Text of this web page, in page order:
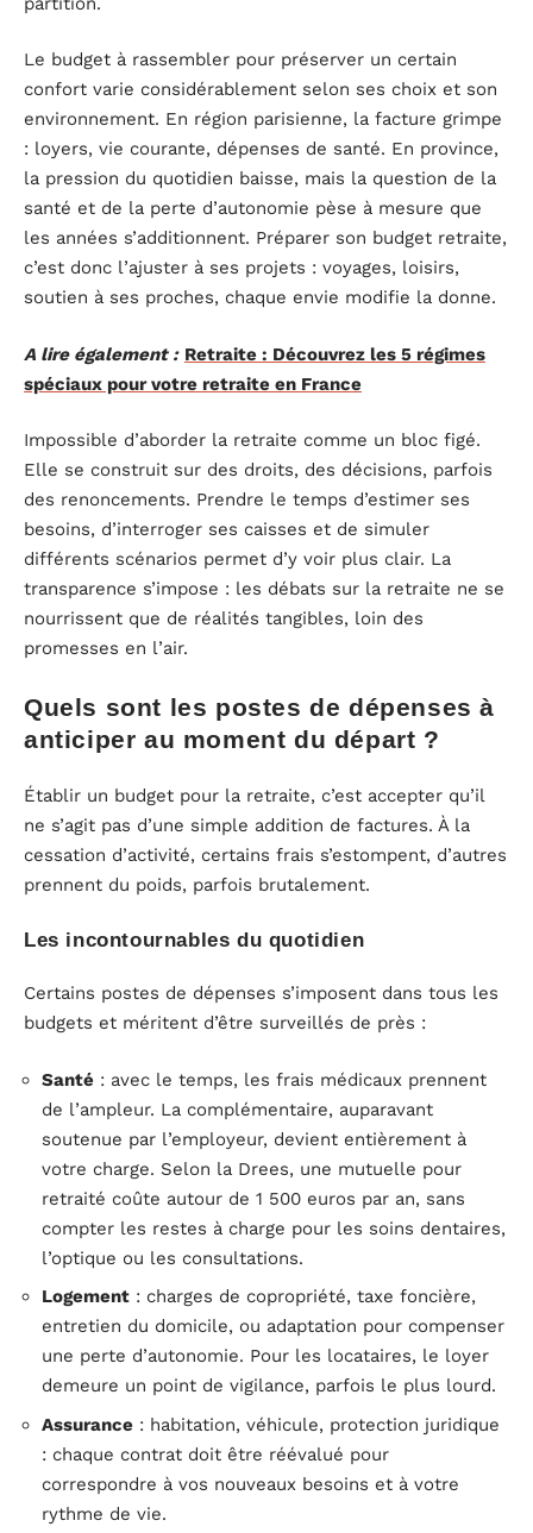
Le budget à rassembler pour préserver un certain
confort varie considérablement selon ses choix et son
environnement. En région parisienne, la facture grimpe
: loyers, vie courante, dépenses de santé. En province,
la pression du quotidien baisse, mais la question de la
santé et de la perte d’autonomie pèse à mesure que
les années s’additionnent. Préparer son budget retraite,
c’est donc l’ajuster à ses projets : voyages, loisirs,
soutien à ses proches, chaque envie modifie la donne.
A lire également : Retraite : Découvrez les 5 régimes
spéciaux pour votre retraite en France
Impossible d’aborder la retraite comme un bloc figé.
Elle se construit sur des droits, des décisions, parfois
des renoncements. Prendre le temps d’estimer ses
besoins, d’interroger ses caisses et de simuler
différents scénarios permet d’y voir plus clair. La
transparence s’impose : les débats sur la retraite ne se
nourrissent que de réalités tangibles, loin des
promesses en l’air.
Quels sont les postes de dépenses à
anticiper au moment du départ ?
Établir un budget pour la retraite, c’est accepter qu’il
ne s’agit pas d’une simple addition de factures. À la
cessation d’activité, certains frais s’estompent, d’autres
prennent du poids, parfois brutalement.
Les incontournables du quotidien
Certains postes de dépenses s’imposent dans tous les
budgets et méritent d’être surveillés de près :
Santé : avec le temps, les frais médicaux prennent
de l’ampleur. La complémentaire, auparavant
soutenue par l’employeur, devient entièrement à
votre charge. Selon la Drees, une mutuelle pour
retraité coûte autour de 1 500 euros par an, sans
compter les restes à charge pour les soins dentaires,
l’optique ou les consultations.
Logement : charges de copropriété, taxe foncière,
entretien du domicile, ou adaptation pour compenser
une perte d’autonomie. Pour les locataires, le loyer
demeure un point de vigilance, parfois le plus lourd.
Assurance : habitation, véhicule, protection juridique
: chaque contrat doit être réévalué pour
correspondre à vos nouveaux besoins et à votre
rythme de vie.